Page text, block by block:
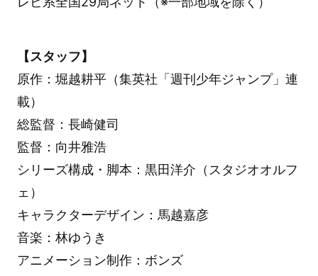
【スタッフ】
原作：堀越耕平（集英社「週刊少年ジャンプ」連
載）
総監督：長崎健司
監督：向井雅浩
シリーズ構成・脚本：黒田洋介（スタジオオルフ
ェ）
キャラクターデザイン：馬越嘉彦
音楽：林ゆうき
アニメーション制作：ボンズ